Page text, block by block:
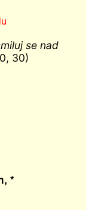
se nad
30)
*